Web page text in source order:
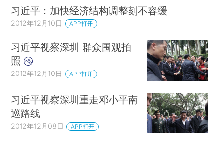
习近平：加快经济结构调整刻不容缓
2012年12月10日 APP打开
习近平视察深圳 群众围观拍
照
2012年12月10日 APP打开
习近平视察深圳重走邓小平南
巡路线
2012年12月08日 APP打开